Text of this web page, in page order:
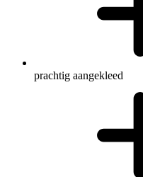
prachtig aangekleed